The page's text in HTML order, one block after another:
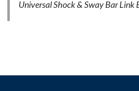
Universal Shock & Sway Bar Link